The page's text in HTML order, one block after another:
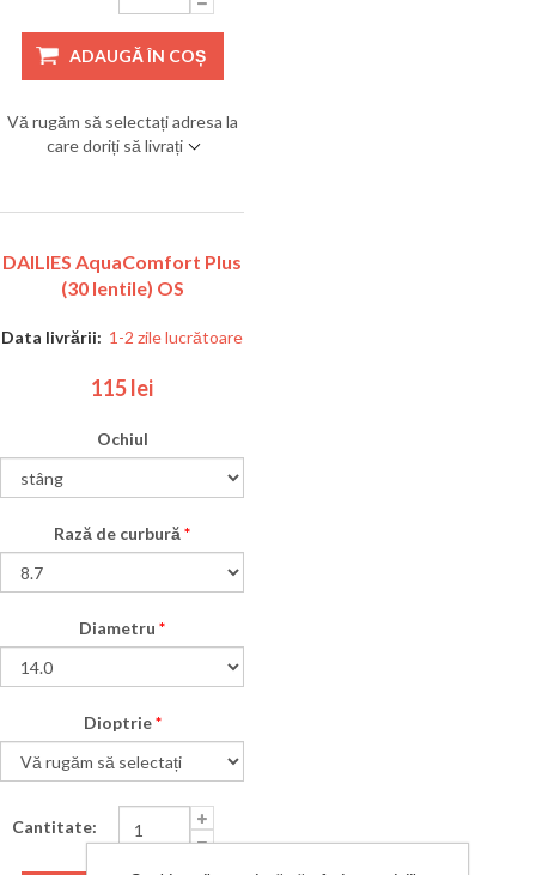
ADAUGĂ ÎN COȘ
Vă rugăm să selectați adresa la
care doriți să livrați
DAILIES AquaComfort Plus
(30 lentile) OS
Data livrării: 1-2 zile lucrătoare
115 lei
Ochiul
Rază de curbură*
Diametru *
Dioptrie*
Cantitate: